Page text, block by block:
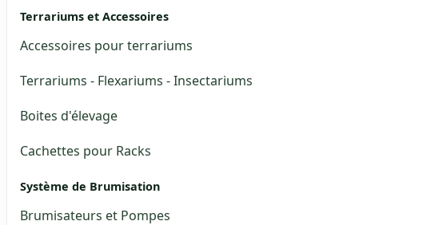
Terrariums et Accessoires
Accessoires pour terrariums
Terrariums - Flexariums - Insectariums
Boites d'élevage
Cachettes pour Racks
Système de Brumisation
Brumisateurs et Pompes